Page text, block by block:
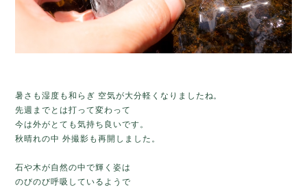
暑さも湿度も和らぎ 空気が大分軽くなりましたね。
先週までとは打って変わって
今は外がとても気持ち良いです。
秋晴れの中 外撮影も再開しました。
石や木が自然の中で輝く姿は
のびのび呼吸しているようで